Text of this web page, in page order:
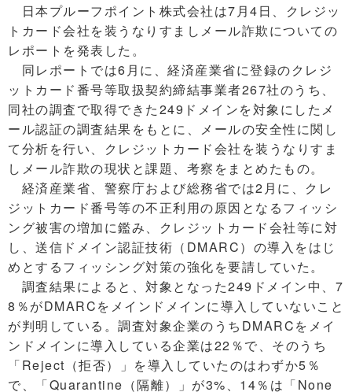
日本プルーフポイント株式会社は7月4日、クレジッ
トカード会社を装うなりすましメール詐欺についての
レポートを発表した。
同レポートでは6月に、経済産業省に登録のクレジ
ットカード番号等取扱契約締結事業者267社のうち、
同社の調査で取得できた249ドメインを対象にしたメ
ール認証の調査結果をもとに、メールの安全性に関し
て分析を行い、クレジットカード会社を装うなりすま
しメール詐欺の現状と課題、考察をまとめたもの。
経済産業省、警察庁および総務省では2月に、クレ
ジットカード番号等の不正利用の原因となるフィッシ
ング被害の増加に鑑み、クレジットカード会社等に対
し、送信ドメイン認証技術（DMARC）の導入をはじ
めとするフィッシング対策の強化を要請していた。
調査結果によると、対象となった249ドメイン中、7
8％がDMARCをメインドメインに導入していないこと
が判明している。調査対象企業のうちDMARCをメイ
ンドメインに導入している企業は22％で、そのうち
「Reject（拒否）」を導入していたのはわずか5％
で、「Quarantine（隔離）」が3%、14％は「None